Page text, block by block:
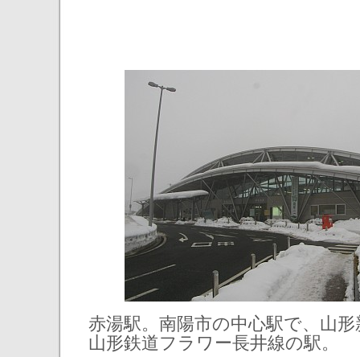
赤湯駅。南陽市の中心駅で、山
山形鉄道フラワー長井線の駅。